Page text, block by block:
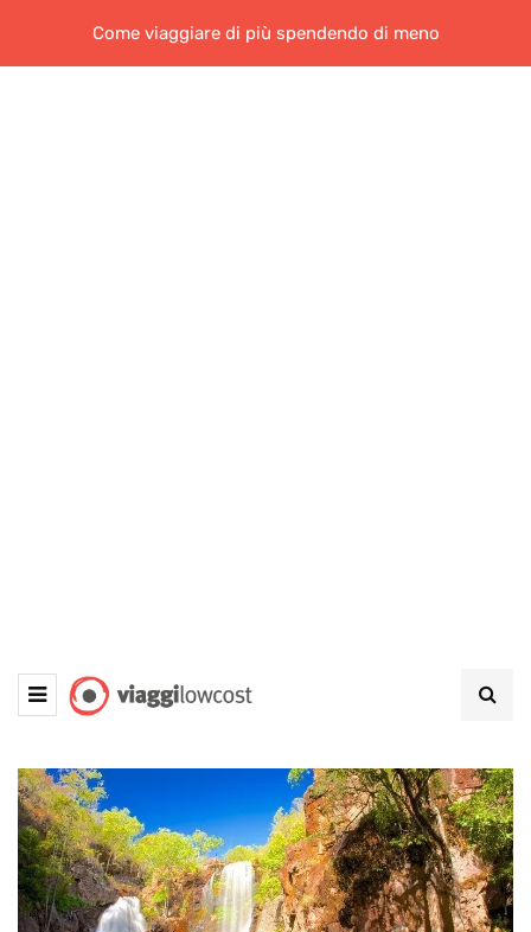
Come viaggiare di più spendendo di meno